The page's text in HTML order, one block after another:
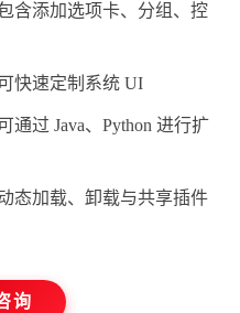
含添加选项卡、分组、控
快速定制系统 UI
过 Java、Python 进行扩
态加载、卸载与共享插件
询